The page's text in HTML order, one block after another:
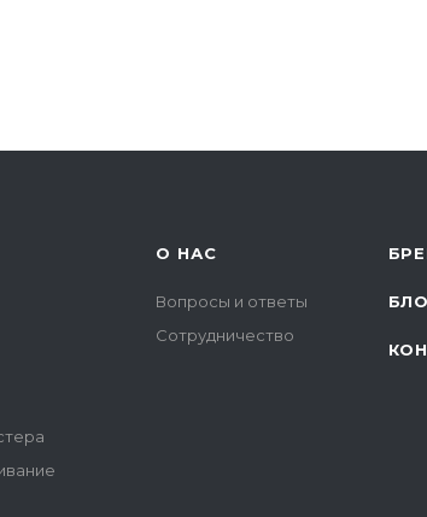
О НАС
Вопросы и ответы
Сотрудничество